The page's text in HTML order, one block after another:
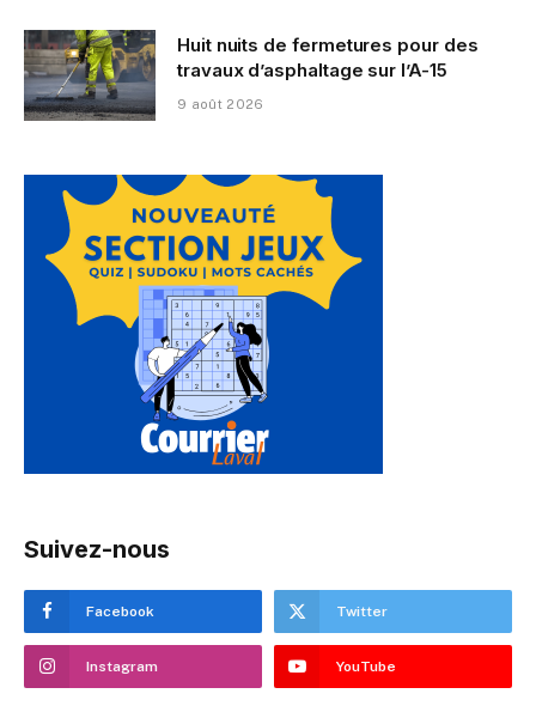
Huit nuits de fermetures pour des
travaux d’asphaltage sur l’A-15
9 août 2026
Suivez-nous
Facebook Twitter
Instagram YouTube